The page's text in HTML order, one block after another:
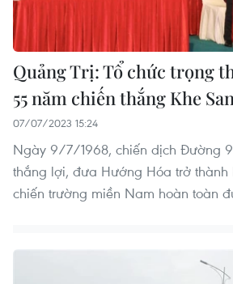
Quảng Trị: Tổ chức trọng
55 năm chiến thắng Khe
07/07/2023 15:24
Ngày 9/7/1968, chiến dịch Đường
thắng lợi, đưa Hướng Hóa trở thành
chiến trường miền Nam hoàn toàn